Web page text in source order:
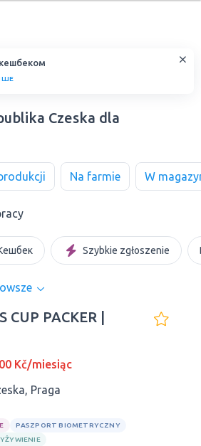
кешбеком
Czeska dla
Na farmie W
Szybkie zgłoszenie
CUP PACKER |
Kč/miesiąc
Praga
PASZPORT BIOMETRYCZNY